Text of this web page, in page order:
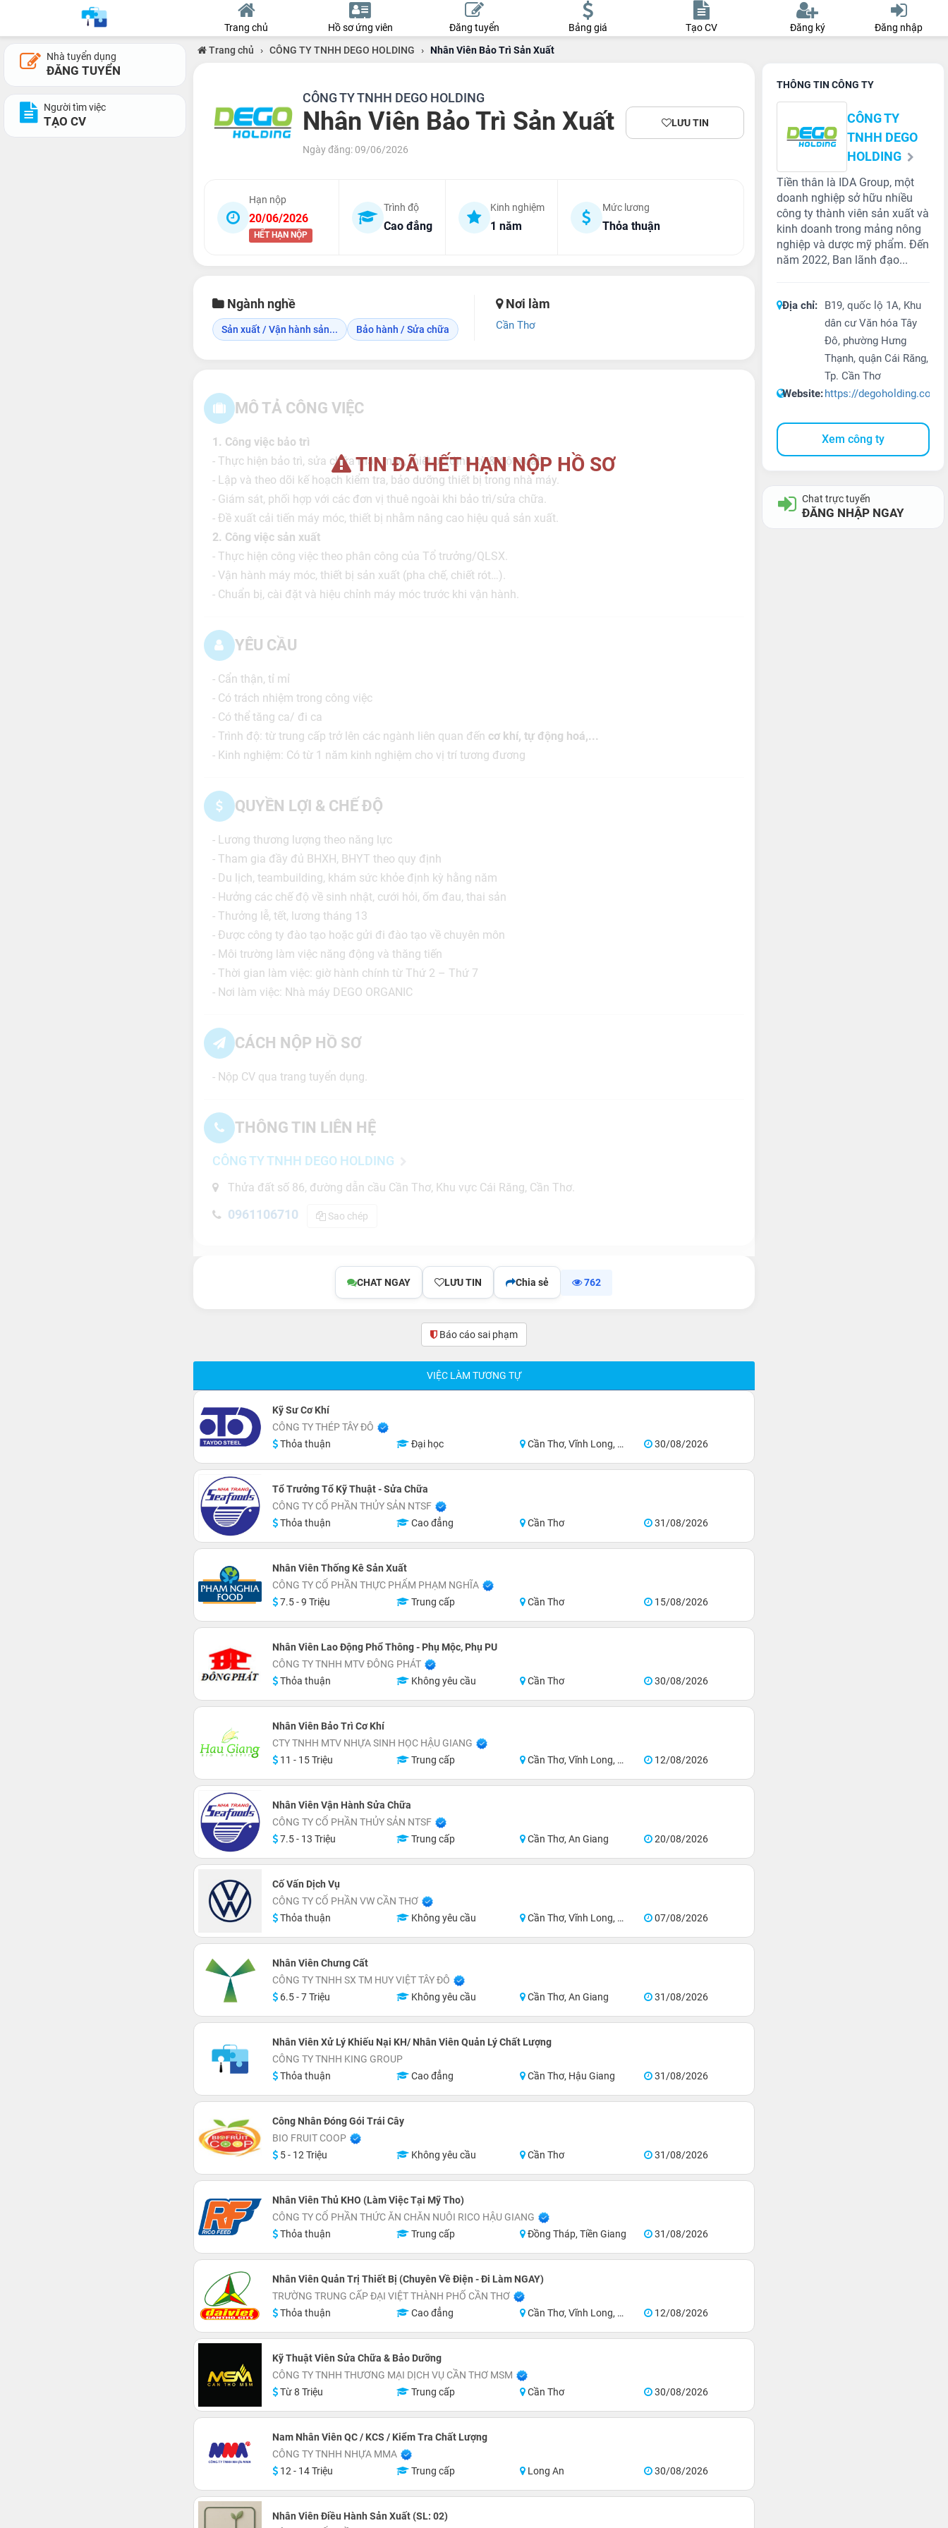
Trang chủ Hồ sơ ứng viên Đăng tuyển Bảng giá Tạo CV Đăng ký Đăng nhập
Nhà tuyển dụng
ĐĂNG TUYỂN
Người tìm việc
TẠO CV
Trang chủ › CÔNG TY TNHH DEGO HOLDING › Nhân Viên Bảo Trì Sản Xuất
CÔNG TY TNHH DEGO HOLDING
Nhân Viên Bảo Trì Sản Xuất
Ngày đăng: 09/06/2026
LƯU TIN
Hạn nộp
20/06/2026
HẾT HẠN NỘP
Trình độ
Cao đẳng
Kinh nghiệm
1 năm
Mức lương
Thỏa thuận
Ngành nghề
Sản xuất / Vận hành sản... Bảo hành / Sửa chữa
Nơi làm
Cần Thơ
TIN ĐÃ HẾT HẠN NỘP HỒ SƠ
MÔ TẢ CÔNG VIỆC
1. Công việc bảo trì
- Thực hiện bảo trì, sửa chữa máy móc, thiết bị (định kỳ & đột xuất).
- Lập và theo dõi kế hoạch kiểm tra, bảo dưỡng thiết bị trong nhà máy.
- Giám sát, phối hợp với các đơn vị thuê ngoài khi bảo trì/sửa chữa.
- Đề xuất cải tiến máy móc, thiết bị nhằm nâng cao hiệu quả sản xuất.
2. Công việc sản xuất
- Thực hiện công việc theo phân công của Tổ trưởng/QLSX.
- Vận hành máy móc, thiết bị sản xuất (pha chế, chiết rót…).
- Chuẩn bị, cài đặt và hiệu chỉnh máy móc trước khi vận hành.
YÊU CẦU
- Cẩn thận, tỉ mỉ
- Có trách nhiệm trong công việc
- Có thể tăng ca/ đi ca
- Trình độ: từ trung cấp trở lên các ngành liên quan đến cơ khí, tự động hoá,...
- Kinh nghiệm: Có từ 1 năm kinh nghiệm cho vị trí tương đương
QUYỀN LỢI & CHẾ ĐỘ
- Lương thương lượng theo năng lực
- Tham gia đầy đủ BHXH, BHYT theo quy định
- Du lịch, teambuilding, khám sức khỏe định kỳ hằng năm
- Hưởng các chế độ về sinh nhật, cưới hỏi, ốm đau, thai sản
- Thưởng lễ, tết, lương tháng 13
- Được công ty đào tạo hoặc gửi đi đào tạo về chuyên môn
- Môi trường làm việc năng động và thăng tiến
- Thời gian làm việc: giờ hành chính từ Thứ 2 – Thứ 7
- Nơi làm việc: Nhà máy DEGO ORGANIC
CÁCH NỘP HỒ SƠ
- Nộp CV qua trang tuyển dụng.
THÔNG TIN LIÊN HỆ
CÔNG TY TNHH DEGO HOLDING
Thửa đất số 86, đường dẫn cầu Cần Thơ, Khu vực Cái Răng, Cần Thơ.
0961106710 Sao chép
CHAT NGAY LƯU TIN Chia sẻ 762
Báo cáo sai phạm
VIỆC LÀM TƯƠNG TỰ
Kỹ Sư Cơ Khí
CÔNG TY THÉP TÂY ĐÔ
Thỏa thuận
Đại học Cần Thơ, Vĩnh Long, Hậu Giang, Long An, Miền Nam 30/08/2026
Tổ Trưởng Tổ Kỹ Thuật - Sửa Chữa
CÔNG TY CỔ PHẦN THỦY SẢN NTSF
Thỏa thuận
Cao đẳng Cần Thơ 31/08/2026
Nhân Viên Thống Kê Sản Xuất
CÔNG TY CỔ PHẦN THỰC PHẨM PHẠM NGHĨA
7.5 - 9 Triệu
Trung cấp Cần Thơ 15/08/2026
Nhân Viên Lao Động Phổ Thông - Phụ Mộc, Phụ PU
CÔNG TY TNHH MTV ĐÔNG PHÁT
Thỏa thuận
Không yêu cầu Cần Thơ 30/08/2026
Nhân Viên Bảo Trì Cơ Khí
CTY TNHH MTV NHỰA SINH HỌC HẬU GIANG
11 - 15 Triệu
Trung cấp Cần Thơ, Vĩnh Long, Hậu Giang, Sóc Trăng 12/08/2026
Nhân Viên Vận Hành Sửa Chữa
CÔNG TY CỔ PHẦN THỦY SẢN NTSF
7.5 - 13 Triệu
Trung cấp Cần Thơ, An Giang 20/08/2026
Cố Vấn Dịch Vụ
CÔNG TY CỔ PHẦN VW CẦN THƠ
Thỏa thuận
Không yêu cầu Cần Thơ, Vĩnh Long, An Giang 07/08/2026
Nhân Viên Chưng Cất
CÔNG TY TNHH SX TM HUY VIỆT TÂY ĐÔ
6.5 - 7 Triệu
Không yêu cầu Cần Thơ, An Giang 31/08/2026
Nhân Viên Xử Lý Khiếu Nại KH/ Nhân Viên Quản Lý Chất Lượng
CÔNG TY TNHH KING GROUP
Thỏa thuận
Cao đẳng Cần Thơ, Hậu Giang 31/08/2026
Công Nhân Đóng Gói Trái Cây
BIO FRUIT COOP
5 - 12 Triệu
Không yêu cầu Cần Thơ 31/08/2026
Nhân Viên Thủ KHO (Làm Việc Tại Mỹ Tho)
CÔNG TY CỔ PHẦN THỨC ĂN CHĂN NUÔI RICO HẬU GIANG
Thỏa thuận
Trung cấp Đồng Tháp, Tiền Giang 31/08/2026
Nhân Viên Quản Trị Thiết Bị (Chuyên Về Điện - Đi Làm NGAY)
TRƯỜNG TRUNG CẤP ĐẠI VIỆT THÀNH PHỐ CẦN THƠ
Thỏa thuận
Cao đẳng Cần Thơ, Vĩnh Long, Hậu Giang 12/08/2026
Kỹ Thuật Viên Sửa Chữa & Bảo Dưỡng
CÔNG TY TNHH THƯƠNG MẠI DỊCH VỤ CẦN THƠ MSM
Từ 8 Triệu
Trung cấp Cần Thơ 30/08/2026
Nam Nhân Viên QC / KCS / Kiểm Tra Chất Lượng
CÔNG TY TNHH NHỰA MMA
12 - 14 Triệu
Trung cấp Long An 30/08/2026
Nhân Viên Điều Hành Sản Xuất (SL: 02)
THÔNG TIN CÔNG TY
CÔNG TY
TNHH DEGO
HOLDING
Tiền thân là IDA Group, một
doanh nghiệp sở hữu nhiều
công ty thành viên sản xuất và
kinh doanh trong mảng nông
nghiệp và dược mỹ phẩm. Đến
năm 2022, Ban lãnh đạo...
Địa chỉ:
B19, quốc lộ 1A, Khu
dân cư Văn hóa Tây
Đô, phường Hưng
Thạnh, quận Cái Răng,
Tp. Cần Thơ
Website:https://degoholding.com/
Xem công ty
Chat trực tuyến
ĐĂNG NHẬP NGAY